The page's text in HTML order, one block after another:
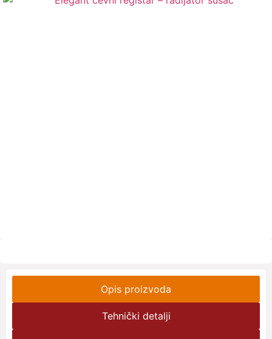
Opis proizvoda
Tehnički detalji